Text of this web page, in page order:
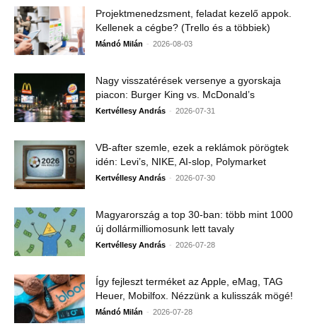
Projektmenedzsment, feladat kezelő appok.
Kellenek a cégbe? (Trello és a többiek)
Mándó Milán - 2026-08-03
Nagy visszatérések versenye a gyorskaja
piacon: Burger King vs. McDonald’s
Kertvéllesy András - 2026-07-31
VB-after szemle, ezek a reklámok pörögtek
idén: Levi’s, NIKE, AI-slop, Polymarket
Kertvéllesy András - 2026-07-30
Magyarország a top 30-ban: több mint 1000
új dollármilliomosunk lett tavaly
Kertvéllesy András - 2026-07-28
Így fejleszt terméket az Apple, eMag, TAG
Heuer, Mobilfox. Nézzünk a kulisszák mögé!
Mándó Milán - 2026-07-28